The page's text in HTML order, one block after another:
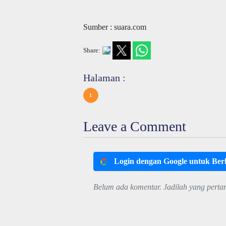
Sumber : suara.com
Share:
Halaman :
1
Leave a Comment
Login dengan Google untuk
Belum ada komentar. Jadilah yang